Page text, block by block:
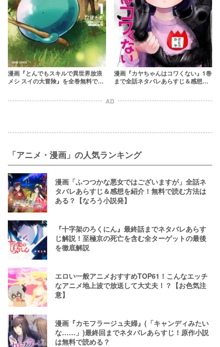
漫画『とんでもスキルで異世界放浪
メシ スイの大冒険』を全巻無料で読
漫画『カヤちゃんはコワくない』1巻
まで全話ネタバレあらすじ＆感想！
AD
「アニメ・漫画」の人気ランキング
漫画「ふつつかな悪女ではございますが」全話ネ
タバレあらすじ＆感想を紹介！無料で読む方法は
ある？【なろう小説発】
『十字架のろくにん』最終話までネタバレあらす
じ解説！至極京の死亡を含む全ターゲットの最後
を徹底解説
エロい一般アニメおすすめTOP61！こんなエッチ
なアニメ地上波で放送して大丈夫！？【お色気注
意】
漫画『カモフラージュ夫婦』(「キャンディみたい
な……」)最終回までネタバレあらすじ！原作小説
は無料で読める？